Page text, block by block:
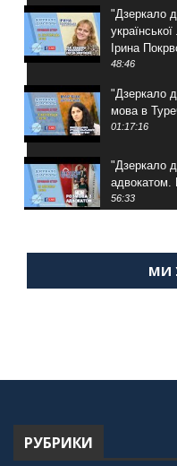
"Дзеркало
Ірина
48:46
"Дзеркало
мова в
01:17:16
"Дзеркало
адвокатом.
56:33
"Дзеркало
МИ
РУБРИКИ